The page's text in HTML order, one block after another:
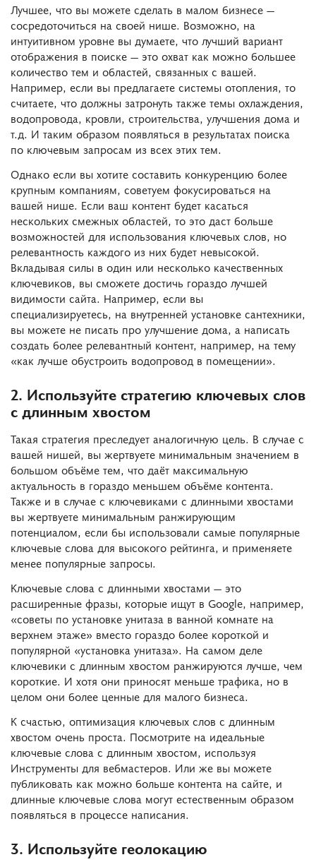
Лучшее, что вы можете сделать в малом бизнесе —
сосредоточиться на своей нише. Возможно, на
интуитивном уровне вы думаете, что лучший вариант
отображения в поиске — это охват как можно большее
количество тем и областей, связанных с вашей.
Например, если вы предлагаете системы отопления, то
считаете, что должны затронуть также темы охлаждения,
водопровода, кровли, строительства, улучшения дома и
т.д. И таким образом появляться в результатах поиска
по ключевым запросам из всех этих тем.
Однако если вы хотите составить конкуренцию более
крупным компаниям, советуем фокусироваться на
вашей нише. Если ваш контент будет касаться
нескольких смежных областей, то это даст больше
возможностей для использования ключевых слов, но
релевантность каждого из них будет невысокой.
Вкладывая силы в один или несколько качественных
ключевиков, вы сможете достичь гораздо лучшей
видимости сайта. Например, если вы
специализируетесь, на внутренней установке сантехники,
вы можете не писать про улучшение дома, а написать
создать более релевантный контент, например, на тему
«как лучше обустроить водопровод в помещении».
2. Используйте стратегию ключевых слов
с длинным хвостом
Такая стратегия преследует аналогичную цель. В случае с
вашей нишей, вы жертвуете минимальным значением в
большом объёме тем, что даёт максимальную
актуальность в гораздо меньшем объёме контента.
Также и в случае с ключевиками с длинными хвостами
вы жертвуете минимальным ранжирующим
потенциалом, если бы использовали самые популярные
ключевые слова для высокого рейтинга, и применяете
менее популярные запросы.
Ключевые слова с длинными хвостами — это
расширенные фразы, которые ищут в Google, например,
«советы по установке унитаза в ванной комнате на
верхнем этаже» вместо гораздо более короткой и
популярной «установка унитаза». На самом деле
ключевики с длинным хвостом ранжируются лучше, чем
короткие. И хотя они приносят меньше трафика, но в
целом они более ценные для малого бизнеса.
К счастью, оптимизация ключевых слов с длинным
хвостом очень проста. Посмотрите на идеальные
ключевые слова с длинным хвостом, используя
Инструменты для вебмастеров. Или же вы можете
публиковать как можно больше контента на сайте, и
длинные ключевые слова могут естественным образом
появляться в процессе написания.
3. Используйте геолокацию